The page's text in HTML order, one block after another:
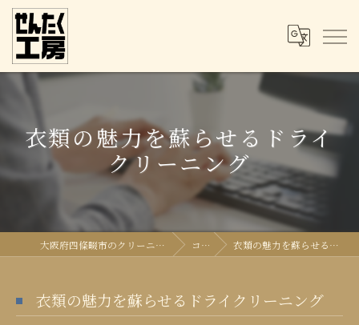
衣類の魅力を蘇らせるドライ
クリーニング
大阪府四條畷市のクリーニングならせんたく工房 コラム 衣類の魅力を蘇らせるドライクリーニング
衣類の魅力を蘇らせるドライクリーニング